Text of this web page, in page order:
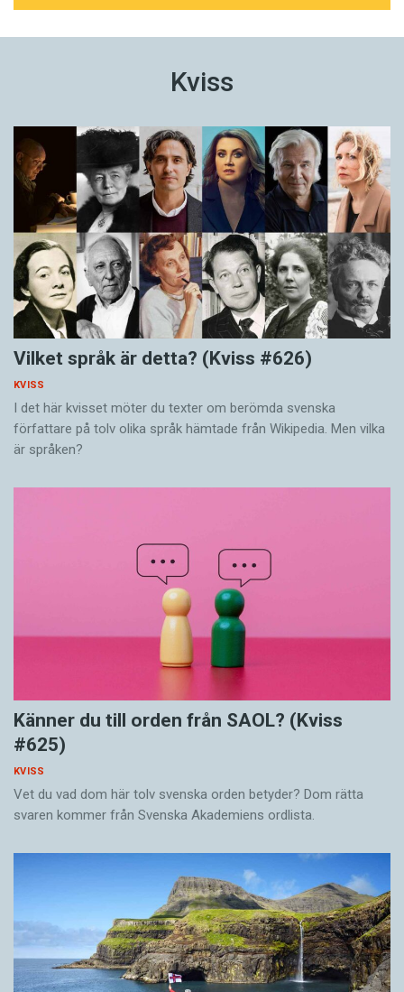
Kviss
Vilket språk är detta? (Kviss #626)
KVISS
I det här kvisset möter du texter om berömda svenska
författare på tolv olika språk hämtade från Wikipedia. Men vilka
är språken?
Känner du till orden från SAOL? (Kviss
#625)
KVISS
Vet du vad dom här tolv svenska orden betyder? Dom rätta
svaren kommer från Svenska Akademiens ordlista.